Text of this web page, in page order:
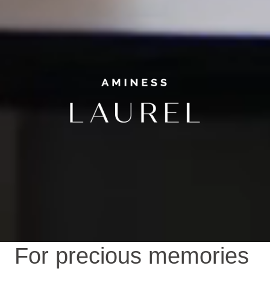
For precious memories